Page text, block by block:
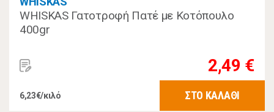
WHISKAS Γατοτροφή Πατέ με Κοτόπουλο
400gr
2,49 €
6,23€/κιλό ΣΤΟ ΚΑΛΑΘΙ